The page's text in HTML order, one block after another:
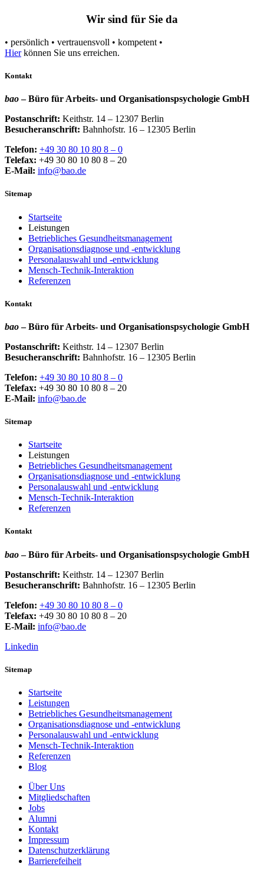
Wir sind für Sie da
• persönlich • vertrauensvoll • kompetent •
Hierkönnen Sie uns erreichen.
Kontakt
bao– Büro für Arbeits- und Organisationspsychologie GmbH
Postanschrift: Keithstr. 14 – 12307 Berlin
Besucheranschrift: Bahnhofstr. 16 – 12305 Berlin
Telefon: +49 30 80 10 80 8 – 0
Telefax: +49 30 80 10 80 8 – 20
E-Mail: info@bao.de
Sitemap
Startseite
Leistungen
Betriebliches Gesundheitsmanagement
Organisationsdiagnose und -entwicklung
Personalauswahl und -entwicklung
Mensch-Technik-Interaktion
Referenzen
Kontakt
bao– Büro für Arbeits- und Organisationspsychologie GmbH
Postanschrift: Keithstr. 14 – 12307 Berlin
Besucheranschrift: Bahnhofstr. 16 – 12305 Berlin
Telefon: +49 30 80 10 80 8 – 0
Telefax: +49 30 80 10 80 8 – 20
E-Mail: info@bao.de
Sitemap
Startseite
Leistungen
Betriebliches Gesundheitsmanagement
Organisationsdiagnose und -entwicklung
Personalauswahl und -entwicklung
Mensch-Technik-Interaktion
Referenzen
Kontakt
bao– Büro für Arbeits- und Organisationspsychologie GmbH
Postanschrift: Keithstr. 14 – 12307 Berlin
Besucheranschrift: Bahnhofstr. 16 – 12305 Berlin
Telefon: +49 30 80 10 80 8 – 0
Telefax: +49 30 80 10 80 8 – 20
E-Mail: info@bao.de
Linkedin
Sitemap
Startseite
Leistungen
Betriebliches Gesundheitsmanagement
Organisationsdiagnose und -entwicklung
Personalauswahl und -entwicklung
Mensch-Technik-Interaktion
Referenzen
Blog
Über Uns
Mitgliedschaften
Jobs
Alumni
Kontakt
Impressum
Datenschutzerklärung
Barrierefeiheit